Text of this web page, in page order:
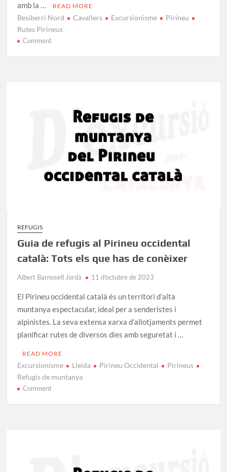
amb la …
READ MORE
Besiberri Nord Cavallers Excursionisme
Pirineu
Rutes Pirineus
Commenton
Besiberri
REFUGIS
Guia de refugis al Pirineu occidental
català: Tots els que has de conèixer
Albert Barnosell Jordà 11 d'octubre de 2023
El Pirineu occidental català és un territori d’alta
muntanya espectacular, ideal per a senderistes i
alpinistes. La seva extensa xarxa d’allotjaments permet
planificar rutes de diversos dies amb seguretat i …
READ MORE
Excursionisme Lleida Pirineu Occidental
Pirineus
Refugis de muntanya
Commenton